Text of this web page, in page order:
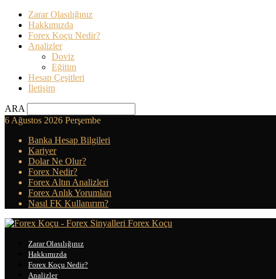
Zarar Olasılığınız
Hakkımızda
Forex Koçu Nedir?
Analizler
Doviz
Eğitim
Hesap Çeşitleri
İletişim
ARA
6 Ağustos 2026 Perşembe
Banka Hesap Bilgileri
Kariyer
Dolar Ne Olur?
Forex Nedir?
Forex Altın Analizleri
Forex Anlık Yorumları
Nasıl FK Kullanırım?
Forex Koçu
Zarar Olasılığınız
Hakkımızda
Forex Koçu Nedir?
Analizler